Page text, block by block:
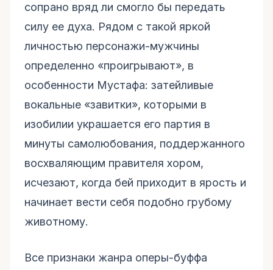
сопрано вряд ли смогло бы передать
силу ее духа. Рядом с такой яркой
личностью персонажи-мужчины
определенно «проигрывают», в
особенности Мустафа: затейливые
вокальные «завитки», которыми в
изобилии украшается его партия в
минуты самолюбования, поддержанного
восхваляющим правителя хором,
исчезают, когда бей приходит в ярость и
начинает вести себя подобно грубому
животному.
Все признаки жанра оперы-буффа